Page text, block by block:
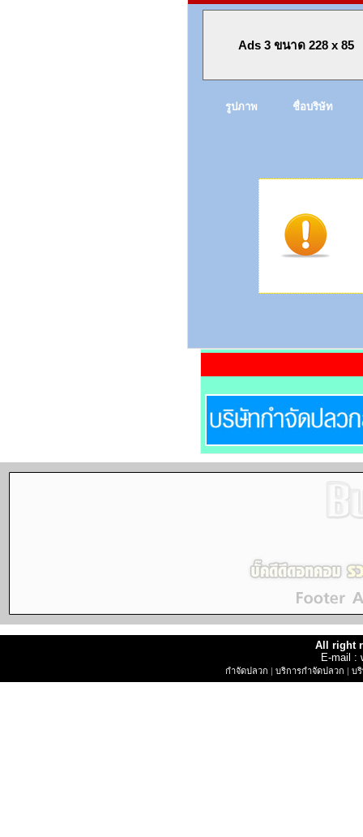
Ads 3 ขนาด 228 x 85
รูปภาพ ชื่อบริษัท
All right
E-mail :
กำจัดปลวก | บริการกำจัดปลวก | บ